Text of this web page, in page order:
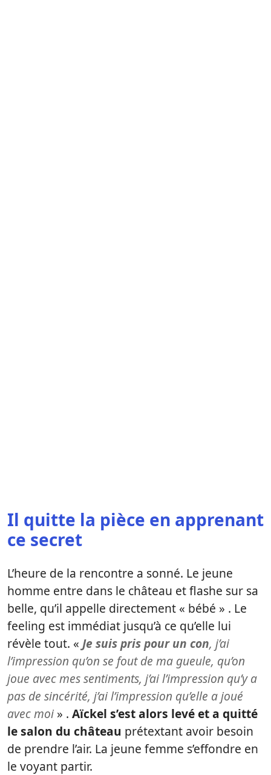
Il quitte la pièce en apprenant
ce secret
L’heure de la rencontre a sonné. Le jeune
homme entre dans le château et flashe sur sa
belle, qu’il appelle directement « bébé » . Le
feeling est immédiat jusqu’à ce qu’elle lui
révèle tout. « Je suis pris pour un con, j’ai
l’impression qu’on se fout de ma gueule, qu’on
joue avec mes sentiments, j’ai l’impression qu’y a
pas de sincérité, j’ai l’impression qu’elle a joué
avec moi » . Aïckel s’est alors levé et a quitté
le salon du château prétextant avoir besoin
de prendre l’air. La jeune femme s’effondre en
le voyant partir.